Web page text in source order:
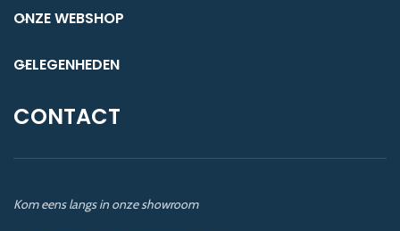
ONZE WEBSHOP
GELEGENHEDEN
CONTACT
Kom eens langs in onze showroom